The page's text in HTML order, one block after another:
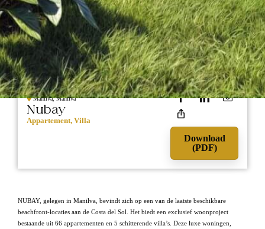
NIEUWBOUW
Manilva, Manilva
Nubay
Appartement, Villa
1.050.000
Download
(PDF)
NUBAY, gelegen in Manilva, bevindt zich op een van de laatste beschikbare
beachfront-locaties aan de Costa del Sol. Het biedt een exclusief woonproject
bestaande uit 66 appartementen en 5 schitterende villa’s. Deze luxe woningen,